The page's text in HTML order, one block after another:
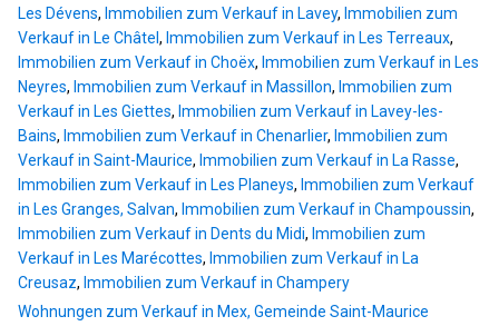
Les Dévens, Immobilien zum Verkauf in Lavey, Immobilien zum
Verkauf in Le Châtel , Immobilien zum Verkauf in Les Terreaux,
Immobilien zum Verkauf in Choëx, Immobilien zum Verkauf in Les
Neyres, Immobilien zum Verkauf in Massillon, Immobilien zum
Verkauf in Les Giettes, Immobilien zum Verkauf in Lavey-les-
Bains, Immobilien zum Verkauf in Chenarlier, Immobilien zum
Verkauf in Saint-Maurice, Immobilien zum Verkauf in La Rasse,
Immobilien zum Verkauf in Les Planeys, Immobilien zum Verkauf
in Les Granges, Salvan, Immobilien zum Verkauf in Champoussin,
Immobilien zum Verkauf in Dents du Midi, Immobilien zum
Verkauf in Les Marécottes, Immobilien zum Verkauf in La
Creusaz, Immobilien zum Verkauf in Champery
Wohnungen zum Verkauf in Mex, Gemeinde Saint-Maurice